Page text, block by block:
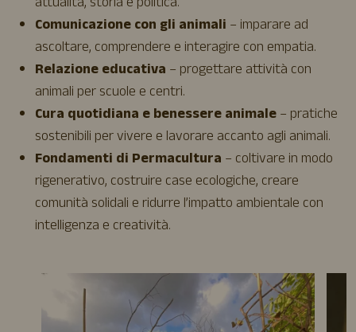
Comunicazione con gli animali – imparare ad
ascoltare, comprendere e interagire con empatia.
Relazione educativa – progettare attività con
animali per scuole e centri.
Cura quotidiana e benessere animale– pratiche
sostenibili per vivere e lavorare accanto agli animali.
Fondamenti di Permacultura – coltivare in modo
rigenerativo, costruire case ecologiche, creare
comunità solidali e ridurre l’impatto ambientale con
intelligenza e creatività.